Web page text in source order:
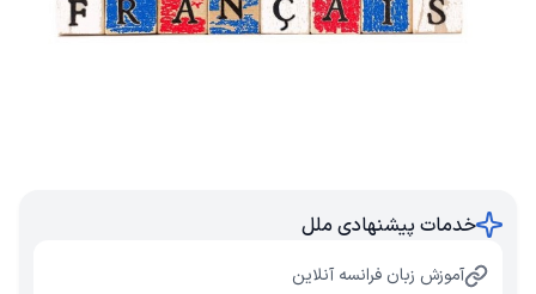
خدمات پیشنهادی ملل
آموزش زبان فرانسه آنلاین